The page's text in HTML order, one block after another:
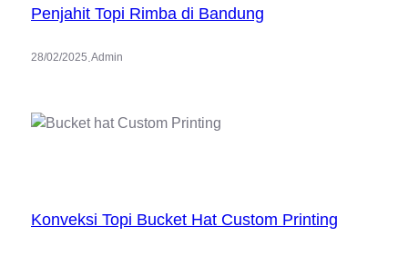
Penjahit Topi Rimba di Bandung
28/02/2025 Admin
Konveksi Topi Bucket Hat Custom Printing